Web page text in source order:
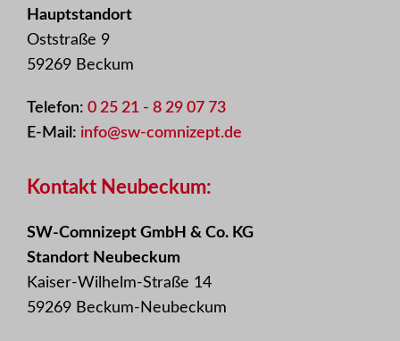
Hauptstandort
Oststraße 9
59269 Beckum
Telefon: 0 25 21 - 8 29 07 73
E-Mail: info@sw-comnizept.de
Kontakt Neubeckum:
SW-Comnizept GmbH & Co. KG
Standort Neubeckum
Kaiser-Wilhelm-Straße 14
59269 Beckum-Neubeckum